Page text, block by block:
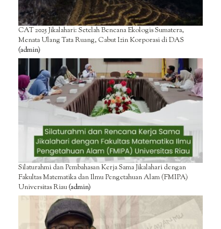
CAT 2025 Jikalahari: Setelah Bencana Ekologis Sumatera,
Menata Ulang Tata Ruang, Cabut Izin Korporasi di DAS
(admin)
Silaturahmi dan Pembahasan Kerja Sama Jikalahari dengan
Fakultas Matematika dan Ilmu Pengetahuan Alam (FMIPA)
Universitas Riau(admin)